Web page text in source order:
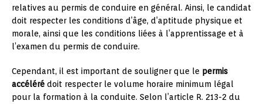
relatives au permis de conduire en général. Ainsi, le candidat
doit respecter les conditions d’âge, d’aptitude physique et
morale, ainsi que les conditions liées à l’apprentissage et à
l’examen du permis de conduire.
Cependant, il est important de souligner que le permis
accéléré doit respecter le volume horaire minimum légal
pour la formation à la conduite. Selon l’article R. 213-2 du